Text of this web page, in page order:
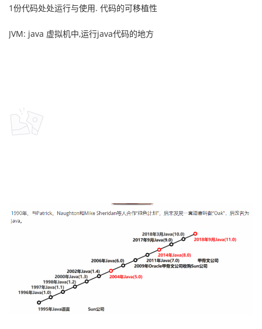
堂
我
程认的我
我
的
支
我
声
1份代码处处运行与使用. 代码的可移植性
JVM: java 虚拟机中,运行java代码的地方